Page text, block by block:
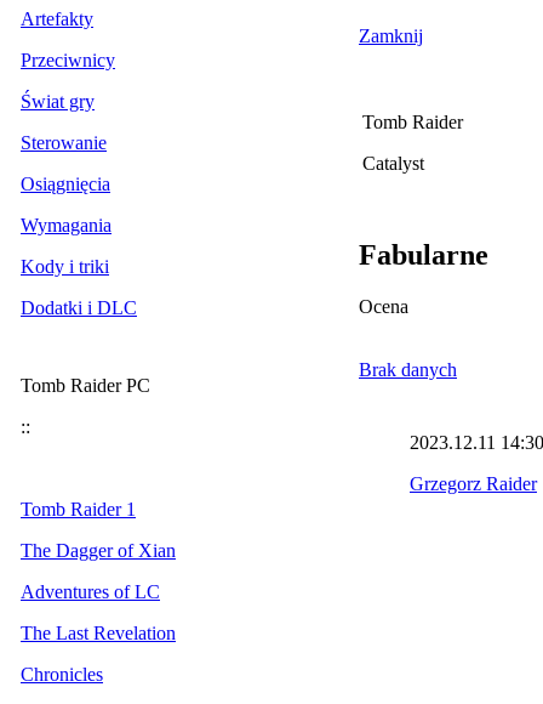
Artefakty
Przeciwnicy
Świat gry
Sterowanie
Osiągnięcia
Wymagania
Kody i triki
Dodatki i DLC
Tomb Raider PC
::
Tomb Raider 1
The Dagger of Xian
Adventures of LC
The Last Revelation
Chronicles
Zamknij
Tomb Raider
Catalyst
Fabularne
Ocena
Brak danych
2023.12.11 14:30
Grzegorz Raider